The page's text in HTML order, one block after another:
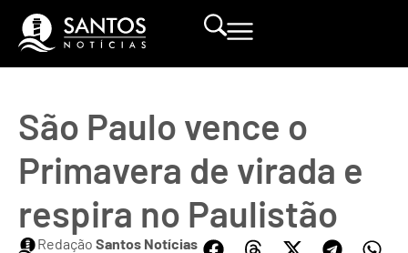
São Paulo vence o
Primavera de virada e
respira no Paulistão
Redação Santos Notícias